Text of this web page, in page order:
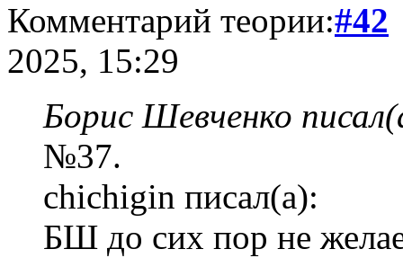
Комментарий теории:#42
2025, 15:29
Борис Шевченко
№37.
chichigin писал(а):
БШ до сих пор не